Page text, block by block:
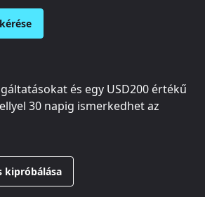
és egy USD200 értékű
30 napig ismerkedhet az
kipróbálása